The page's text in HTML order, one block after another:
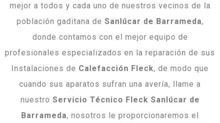
mejor a todos y cada uno de nuestros vecinos de la
población gaditana de Sanlúcar de Barrameda,
donde contamos con el mejor equipo de
profesionales especializados en la reparación de sus
Instalaciones de Calefacción Fleck, de modo que
cuando sus aparatos sufran una avería, llame a
nuestro Servicio Técnico Fleck Sanlúcar de
Barrameda, nosotros le proporcionaremos el